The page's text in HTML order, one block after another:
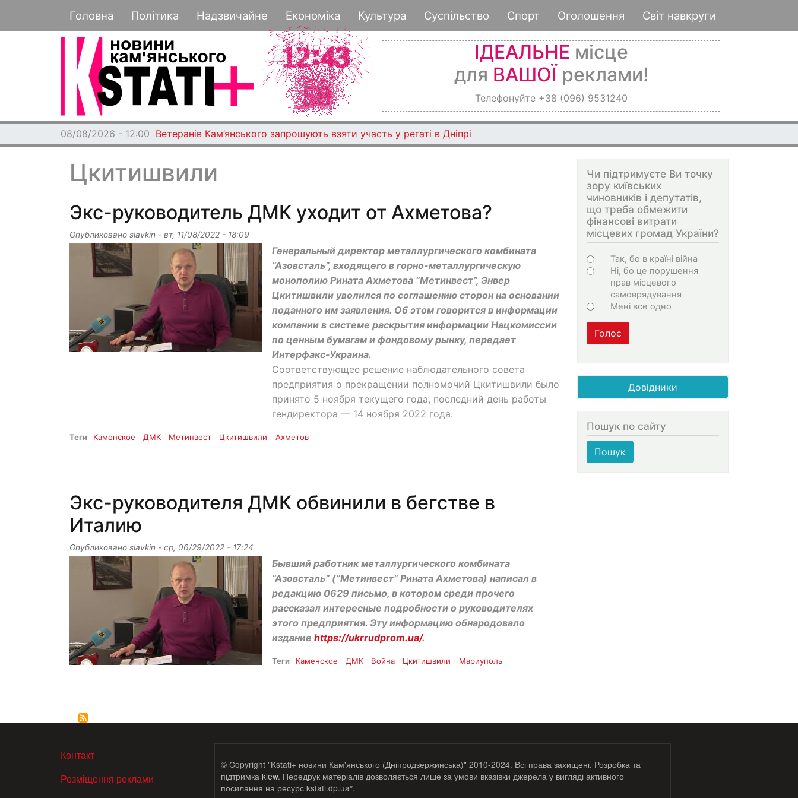
к
основному
Основная навигация
Головна Політика Надзвичайне Економіка Культура Суспільство Спорт Оголошення Світ навкруги
ІДЕАЛЬНЕ місце
для ВАШОЇ реклами!
Телефонуйте +38 (096) 9531240
08/08/2026 - 12:00 Ветеранів Кам’янського запрошують взяти участь у регаті в Дніпрі
Цкитишвили
Экс-руководитель ДМК уходит от Ахметова?
Опубликовано slavkin - вт, 11/08/2022 - 18:09
Генеральный директор металлургического комбината
“Азовсталь”, входящего в горно-металлургическую
монополию Рината Ахметова “Метинвест”, Энвер
Цкитишвили уволился по соглашению сторон на основании
поданного им заявления. Об этом говорится в информации
компании в системе раскрытия информации Нацкомиссии
по ценным бумагам и фондовому рынку, передает
Интерфакс-Украина.
Соответствующее решение наблюдательного совета
предприятия о прекращении полномочий Цкитишвили было
принято 5 ноября текущего года, последний день работы
гендиректора — 14 ноября 2022 года.
Теги Каменское ДМК Метинвест Цкитишвили Ахметов
Экс-руководителя ДМК обвинили в бегстве в
Италию
Опубликовано slavkin - ср, 06/29/2022 - 17:24
Бывший работник металлургического комбината
“Азовсталь” (”Метинвест” Рината Ахметова) написал в
редакцию 0629 письмо, в котором среди прочего
рассказал интересные подробности о руководителях
этого предприятия. Эту информацию обнародовало
издание https://ukrrudprom.ua/.
Теги Каменское ДМК Война Цкитишвили Мариуполь
Чи підтримуєте Ви точку
зору київських
чиновників і депутатів,
що треба обмежити
фінансові витрати
місцевих громад України?
Choices
Так, бо в країні війна
Ні, бо це порушення
прав місцевого
самоврядування
Мені все одно
Голос
Довідники
Пошук по сайту
Пошук
МЕНЮ В ПОДВАЛЕ
Контакт
Розміщення реклами
© Copyright "Kstati+ новини Кам'янського (Дніпродзержинська)" 2010-2024. Всі права захищені. Розробка та
підтримка klew. Передрук матеріалів дозволяється лише за умови вказівки джерела у вигляді активного
посилання на ресурс kstati.dp.ua*.